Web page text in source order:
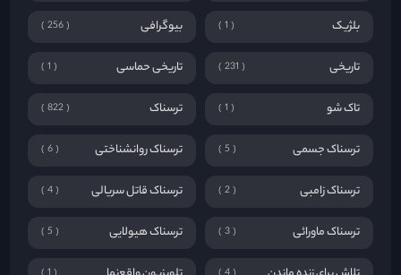
ترسناک ماورائی 3 ترسناک هیولایی 5
تلاش برای زنده ماندن 4 تلویزیون واقع‌نما 1
جنایی 817 جناییی 1
جنگی 117 جنگی درام 1
حماسی 2 حماسی فانتزی 1
حمله موجودات فضائی 1 خانوادگی 258
دارم داستان غم‌انگیز 1